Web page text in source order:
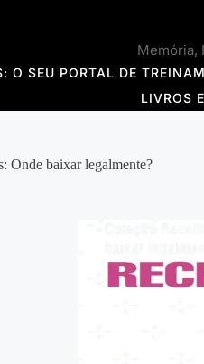
Memória,
O SEU PORTAL DE
LIVROS
Onde baixar legalmente?